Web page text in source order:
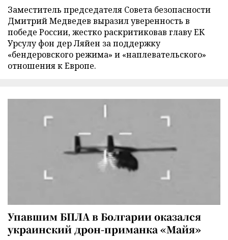
Заместитель председателя Совета безопасности
Дмитрий Медведев выразил уверенность в
победе России, жестко раскритиковав главу ЕК
Урсулу фон дер Ляйен за поддержку
«бендеровского режима» и «наплевательского»
отношения к Европе.
Упавшим БПЛА в Болгарии оказался
украинский дрон-приманка «Майя»